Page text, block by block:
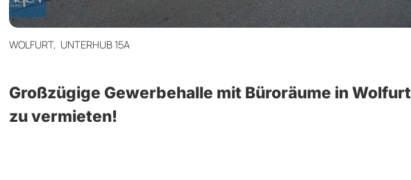
WOLFURT, UNTERHUB 15A
Großzügige Gewerbehalle mit Büroräume in Wolfurt
zu vermieten!